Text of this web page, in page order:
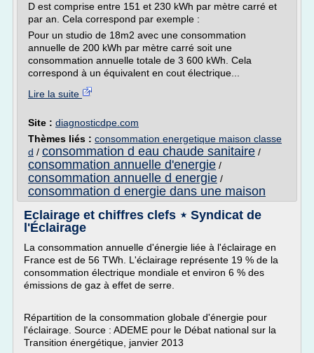
D est comprise entre 151 et 230 kWh par mètre carré et
par an. Cela correspond par exemple :
Pour un studio de 18m2 avec une consommation
annuelle de 200 kWh par mètre carré soit une
consommation annuelle totale de 3 600 kWh. Cela
correspond à un équivalent en cout électrique...
Lire la suite
Site : diagnosticdpe.com
Thèmes liés : consommation energetique maison classe
d / consommation d eau chaude sanitaire /
consommation annuelle d'energie /
consommation annuelle d energie /
consommation d energie dans une maison
Eclairage et chiffres clefs ⋆ Syndicat de
l'Éclairage
La consommation annuelle d'énergie liée à l'éclairage en
France est de 56 TWh. L'éclairage représente 19 % de la
consommation électrique mondiale et environ 6 % des
émissions de gaz à effet de serre.
Répartition de la consommation globale d'énergie pour
l'éclairage. Source : ADEME pour le Débat national sur la
Transition énergétique, janvier 2013